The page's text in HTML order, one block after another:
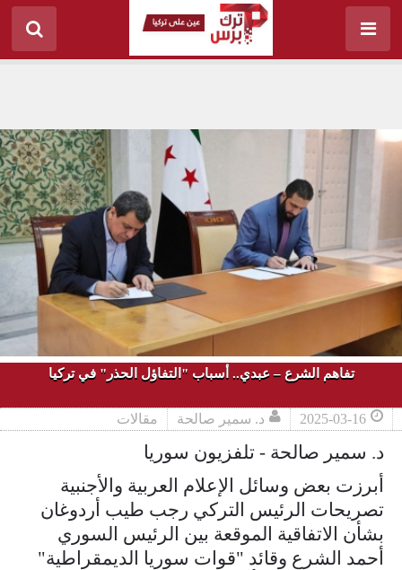
تفاهم الشرع – عبدي.. أسباب "التفاؤل الحذر" في تركيا
2025-03-16 د. سمير صالحة مقالات
د. سمير صالحة - تلفزيون سوريا
أبرزت بعض وسائل الإعلام العربية والأجنبية
تصريحات الرئيس التركي رجب طيب أردوغان
بشأن الاتفاقية الموقعة بين الرئيس السوري
أحمد الشرع وقائد "قوات سوريا الديمقراطية"